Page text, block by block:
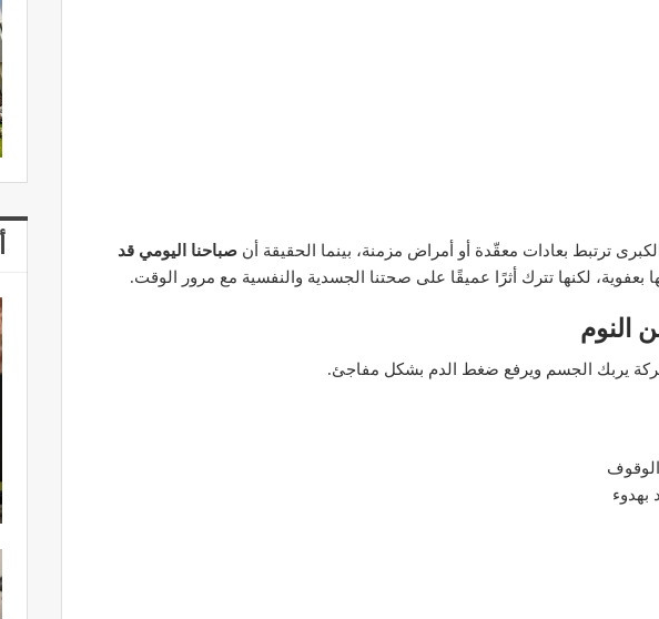
ترتبط بعادات معقّدة أو أمراض مزمنة، بينما الحقيقة أن صباحنا اليومي قد
بعفوية، لكنها تترك أثرًا عميقًا على صحتنا الجسدية والنفسية مع مرور الوقت.
النوم
يربك الجسم ويرفع ضغط الدم بشكل مفاجئ.